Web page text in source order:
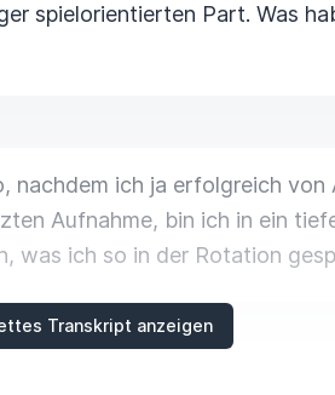
Transkript anzeigen
spielorientierten Part. Was
nachdem ich ja erfolgreich von
Aufnahme, bin ich in ein
was ich so in der Rotation